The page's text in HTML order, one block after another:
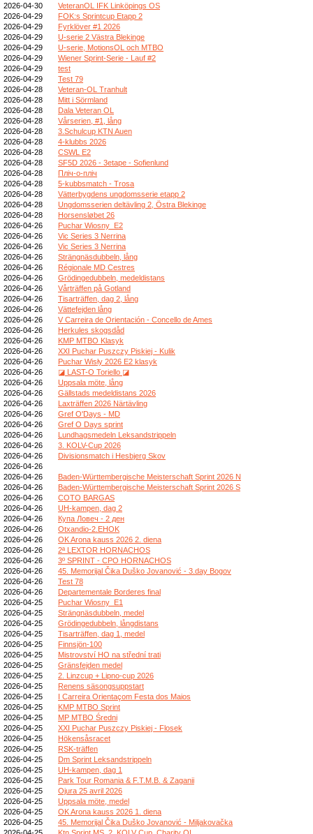
2026-04-30
VeteranOL IFK Linköpings OS
2026-04-29
FOK:s Sprintcup Etapp 2
2026-04-29
Fyrklöver #1 2026
2026-04-29
U-serie 2 Västra Blekinge
2026-04-29
U-serie, MotionsOL och MTBO
2026-04-29
Wiener Sprint-Serie - Lauf #2
2026-04-29
test
2026-04-29
Test 79
2026-04-28
Veteran-OL Tranhult
2026-04-28
Mitt i Sörmland
2026-04-28
Dala Veteran OL
2026-04-28
Vårserien, #1, lång
2026-04-28
3.Schulcup KTN Auen
2026-04-28
4-klubbs 2026
2026-04-28
CSWL E2
2026-04-28
SF5D 2026 - 3etape - Sofienlund
2026-04-28
Пліч-о-пліч
2026-04-28
5-kubbsmatch - Trosa
2026-04-28
Vätterbygdens ungdomsserie etapp 2
2026-04-28
Ungdomsserien deltävling 2, Östra Blekinge
2026-04-28
Horsensløbet 26
2026-04-26
Puchar Wiosny_E2
2026-04-26
Vic Series 3 Nerrina
2026-04-26
Vic Series 3 Nerrina
2026-04-26
Strängnäsdubbeln, lång
2026-04-26
Régionale MD Cestres
2026-04-26
Grödingedubbeln, medeldistans
2026-04-26
Vårträffen på Gotland
2026-04-26
Tisarträffen, dag 2, lång
2026-04-26
Vättefejden lång
2026-04-26
V Carreira de Orientación - Concello de Ames
2026-04-26
Herkules skogsdåd
2026-04-26
KMP MTBO Klasyk
2026-04-26
XXI Puchar Puszczy Piskiej - Kulik
2026-04-26
Puchar Wisły 2026 E2 klasyk
2026-04-26
◪ LAST-O Toriello ◪
2026-04-26
Uppsala möte, lång
2026-04-26
Gällstads medeldistans 2026
2026-04-26
Laxträffen 2026 Närtävling
2026-04-26
Gref O'Days - MD
2026-04-26
Gref O Days sprint
2026-04-26
Lundhagsmedeln Leksandstrippeln
2026-04-26
3. KOLV-Cup 2026
2026-04-26
Divisionsmatch i Hesbjerg Skov
2026-04-26
2026-04-26
Baden-Württembergische Meisterschaft Sprint 2026 N
2026-04-26
Baden-Württembergische Meisterschaft Sprint 2026 S
2026-04-26
COTO BARGAS
2026-04-26
UH-kampen, dag 2
2026-04-26
Купа Ловеч - 2 ден
2026-04-26
Otxandio-2.EHOK
2026-04-26
OK Arona kauss 2026 2. diena
2026-04-26
2ª LEXTOR HORNACHOS
2026-04-26
3º SPRINT - CPO HORNACHOS
2026-04-26
45. Memorijal Čika Duško Jovanović - 3.day Bogov
2026-04-26
Test 78
2026-04-26
Departementale Borderes final
2026-04-25
Puchar Wiosny_E1
2026-04-25
Strängnäsdubbeln, medel
2026-04-25
Grödingedubbeln, långdistans
2026-04-25
Tisarträffen, dag 1, medel
2026-04-25
Finnsjön-100
2026-04-25
Mistrovství HO na střední trati
2026-04-25
Gränsfejden medel
2026-04-25
2. Linzcup + Lipno-cup 2026
2026-04-25
Renens säsongsuppstart
2026-04-25
I Carreira Orientaçom Festa dos Maios
2026-04-25
KMP MTBO Sprint
2026-04-25
MP MTBO Średni
2026-04-25
XXI Puchar Puszczy Piskiej - Flosek
2026-04-25
Hökensåsracet
2026-04-25
RSK-träffen
2026-04-25
Dm Sprint Leksandstrippeln
2026-04-25
UH-kampen, dag 1
2026-04-25
Park Tour Romania & F.T.M.B. & Zaganii
2026-04-25
Ojura 25 avril 2026
2026-04-25
Uppsala möte, medel
2026-04-25
OK Arona kauss 2026 1. diena
2026-04-25
45. Memorijal Čika Duško Jovanović - Miljakovačka